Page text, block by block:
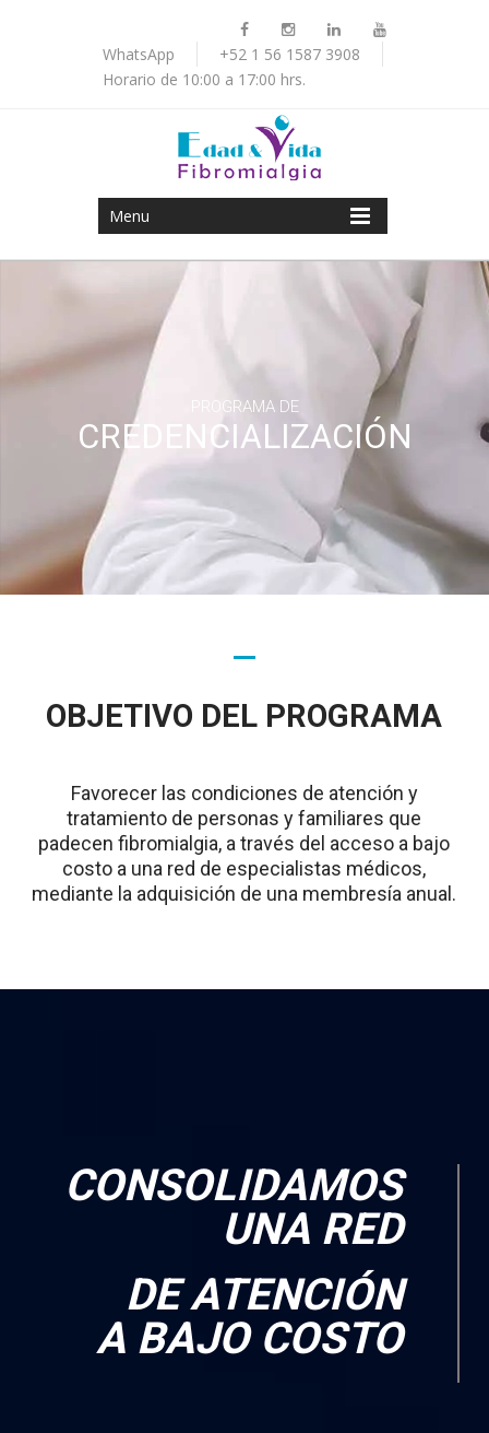
WhatsApp
+52 1 56 1587 3908
Horario de 10:00 a 17:00 hrs.
Menu
PROGRAMA DE
CREDENCIALIZACIÓN
OBJETIVO DEL PROGRAMA
Favorecer las condiciones de atención y
tratamiento de personas y familiares que
padecen fibromialgia, a través del acceso a bajo
costo a una red de especialistas médicos,
mediante la adquisición de una membresía anual.
CONSOLIDAMOS
UNA RED
DE ATENCIÓN
A BAJO COSTO